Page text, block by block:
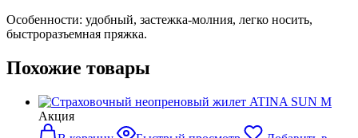
Особенности: удобный, застежка-молния, легко носить,
быстроразъемная пряжка.
Похожие товары
Акция